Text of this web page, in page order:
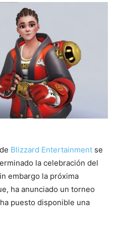
Blizzard Entertainment se
la celebración del
embargo la próxima
ha anunciado un torneo
puesto disponible una